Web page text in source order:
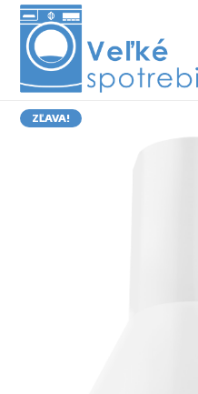
ZĽAVA!